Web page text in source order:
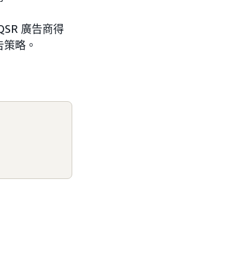
廣告商得
略。